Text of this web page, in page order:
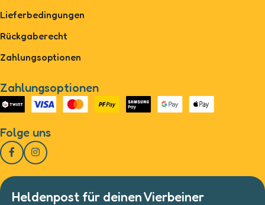
Lieferbedingungen
Rückgaberecht
Zahlungsoptionen
Zahlungsoptionen
Folge uns
Heldenpost für deinen Vierbeiner